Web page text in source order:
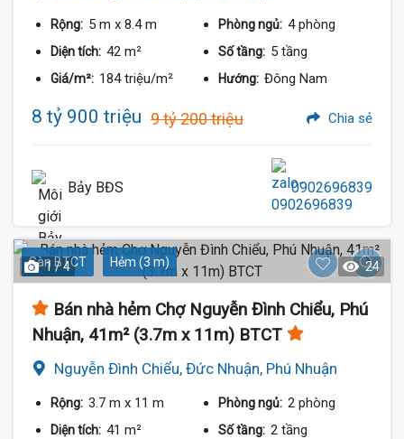
Rộng: 5 m x 8.4 m Phòng ngủ: 4 phòng
Diện tích: 42 m² Số tầng: 5 tầng
Giá/m²: 184 triệu/m² Hướng: Đông Nam
8 tỷ 900 triệu 9 tỷ 200 triệu Chia sẻ
Bảy BĐS 0902696839
Sàn BTCT Hẻm (3 m)
1 / 4 24
Bán nhà hẻm Chợ Nguyễn Đình Chiểu, Phú
Nhuận, 41m² (3.7m x 11m) BTCT
Nguyễn Đình Chiểu, Đức Nhuận, Phú Nhuận
Rộng: 3.7 m x 11 m Phòng ngủ: 2 phòng
Diện tích: 41 m² Số tầng: 2 tầng